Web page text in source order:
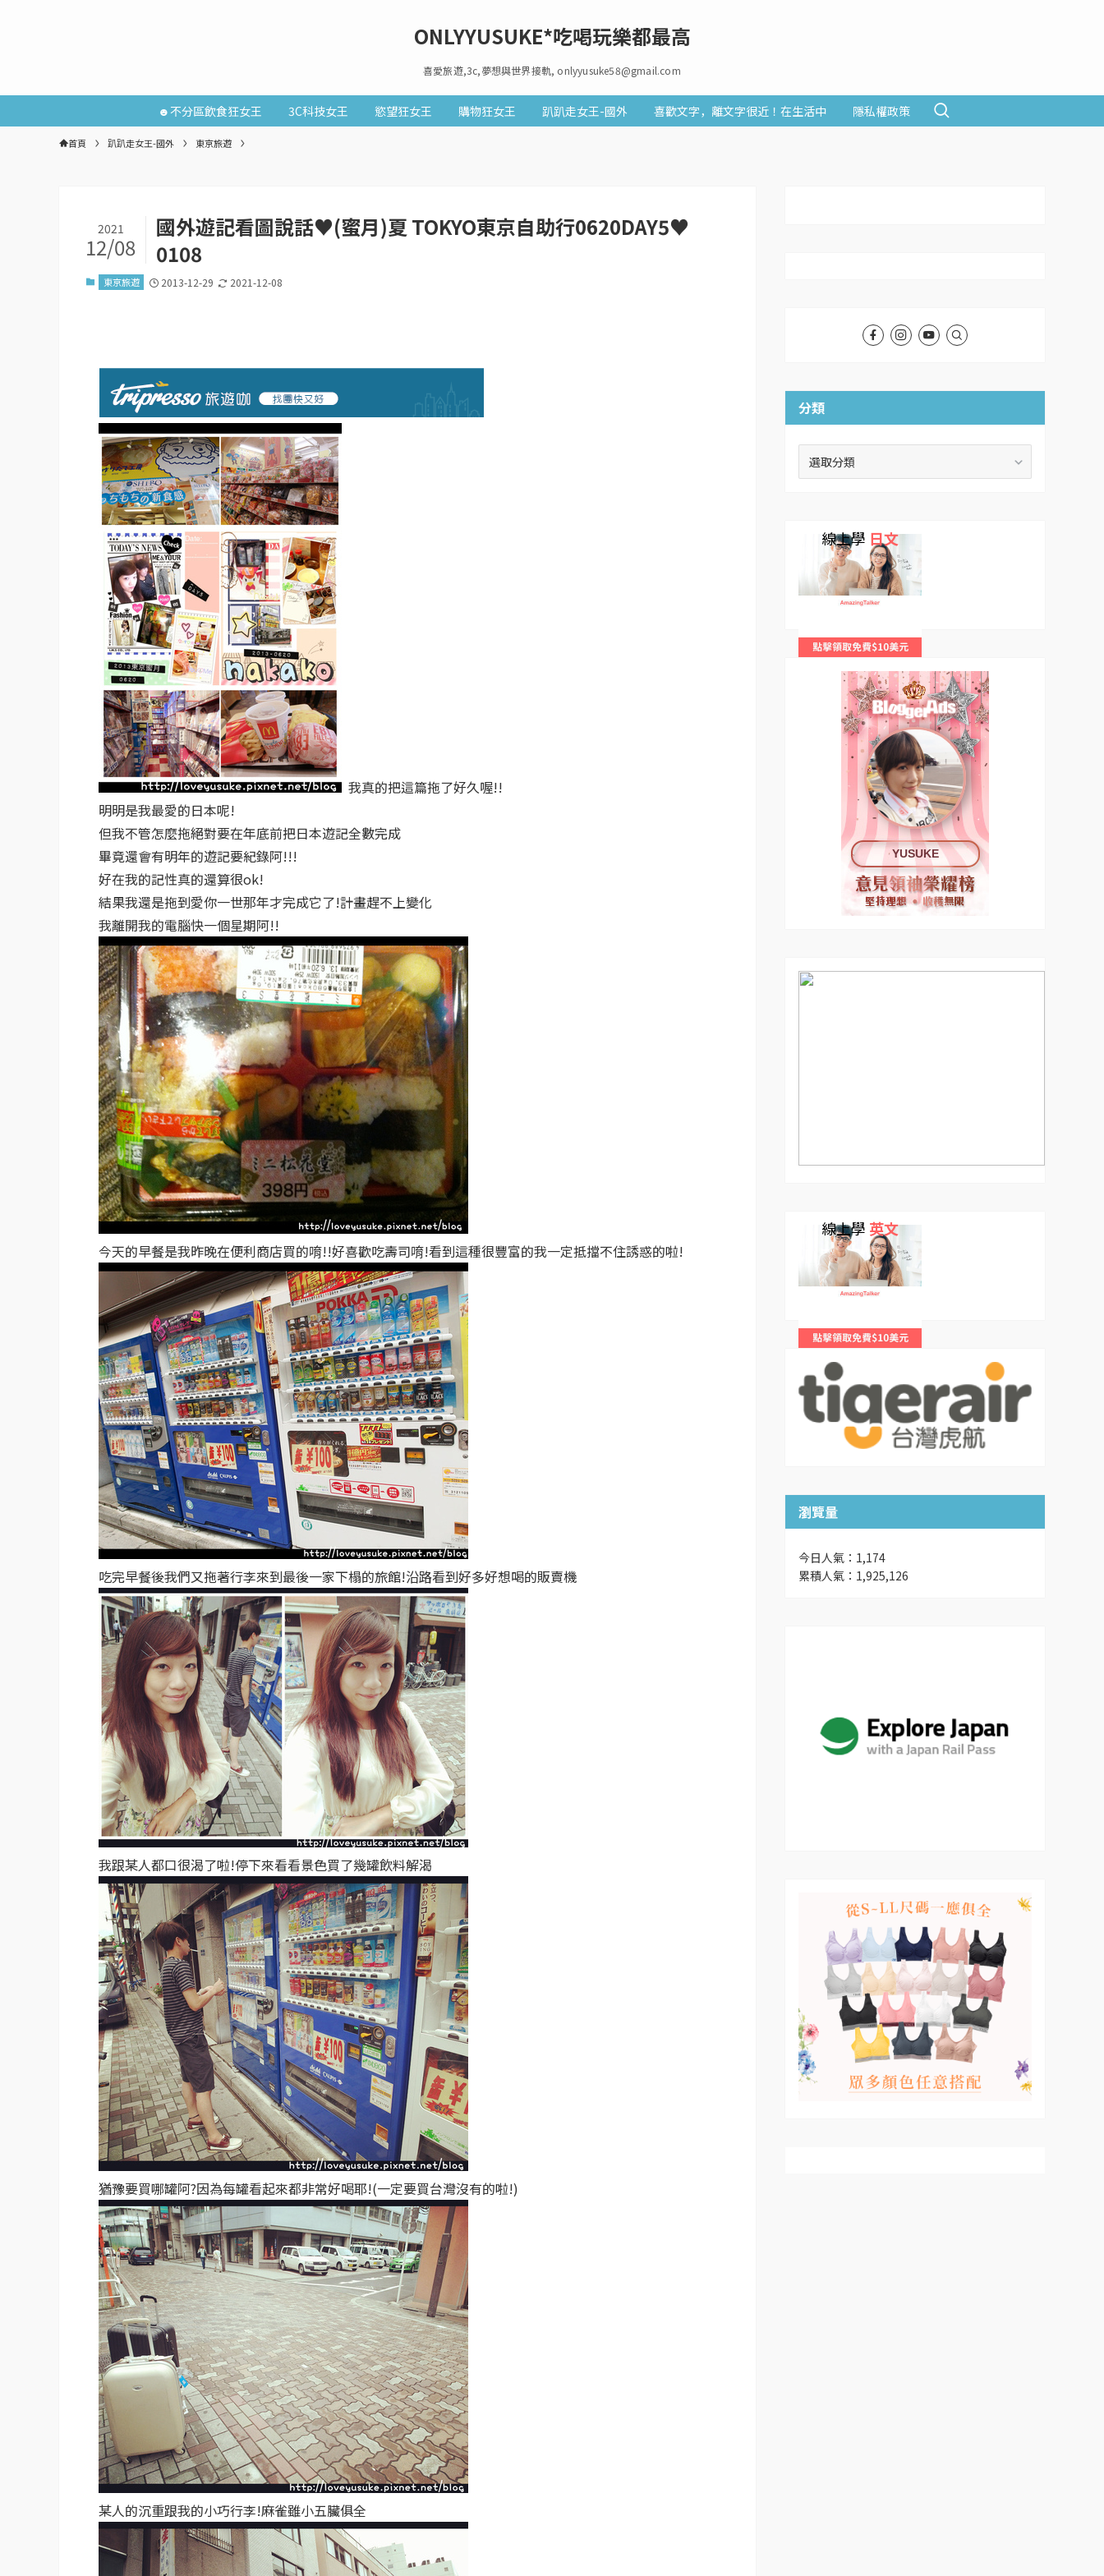
ONLYYUSUKE*吃喝玩樂都最高
喜愛旅遊,3c,夢想與世界接軌, onlyyusuke58@gmail.com
☻不分區飲食狂女王 3C科技女王 慾望狂女王 購物狂女王 趴趴走女王-國外 喜歡文字，離文字很近！在生活中 隱私權政策
首頁 趴趴走女王-國外 東京旅遊
國外遊記看圖說話♥(蜜月)夏 TOKYO東京自助行0620DAY5♥
0108
2021
12/08
東京旅遊 2013-12-29 2021-12-08
我真的把這篇拖了好久喔!!
明明是我最愛的日本呢!
但我不管怎麼拖絕對要在年底前把日本遊記全數完成
畢竟還會有明年的遊記要紀錄阿!!!
好在我的記性真的還算很ok!
結果我還是拖到愛你一世那年才完成它了!計畫趕不上變化
我離開我的電腦快一個星期阿!!
今天的早餐是我昨晚在便利商店買的唷!!好喜歡吃壽司唷!看到這種很豐富的我一定抵擋不住誘惑的啦!
吃完早餐後我們又拖著行李來到最後一家下榻的旅館!沿路看到好多好想喝的販賣機
我跟某人都口很渴了啦!停下來看看景色買了幾罐飲料解渴
猶豫要買哪罐阿?因為每罐看起來都非常好喝耶!(一定要買台灣沒有的啦!)
某人的沉重跟我的小巧行李!麻雀雖小五臟俱全
分類
線上學 日文
YUSUKE
線上學 英文
瀏覽量
今日人氣：1,174
累積人氣：1,925,126